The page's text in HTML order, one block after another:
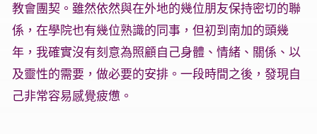
教會團契。雖然依然與在外地的幾位朋友保持密切的聯
係，在學院也有幾位熟識的同事，但初到南加的頭幾
年，我確實沒有刻意為照顧自己身體、情緒、關係、以
及靈性的需要，做必要的安排。一段時間之後，發現自
己非常容易感覺疲憊。